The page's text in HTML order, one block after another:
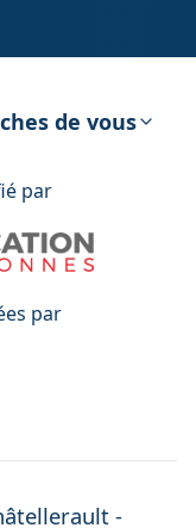
de vous
par
par
-